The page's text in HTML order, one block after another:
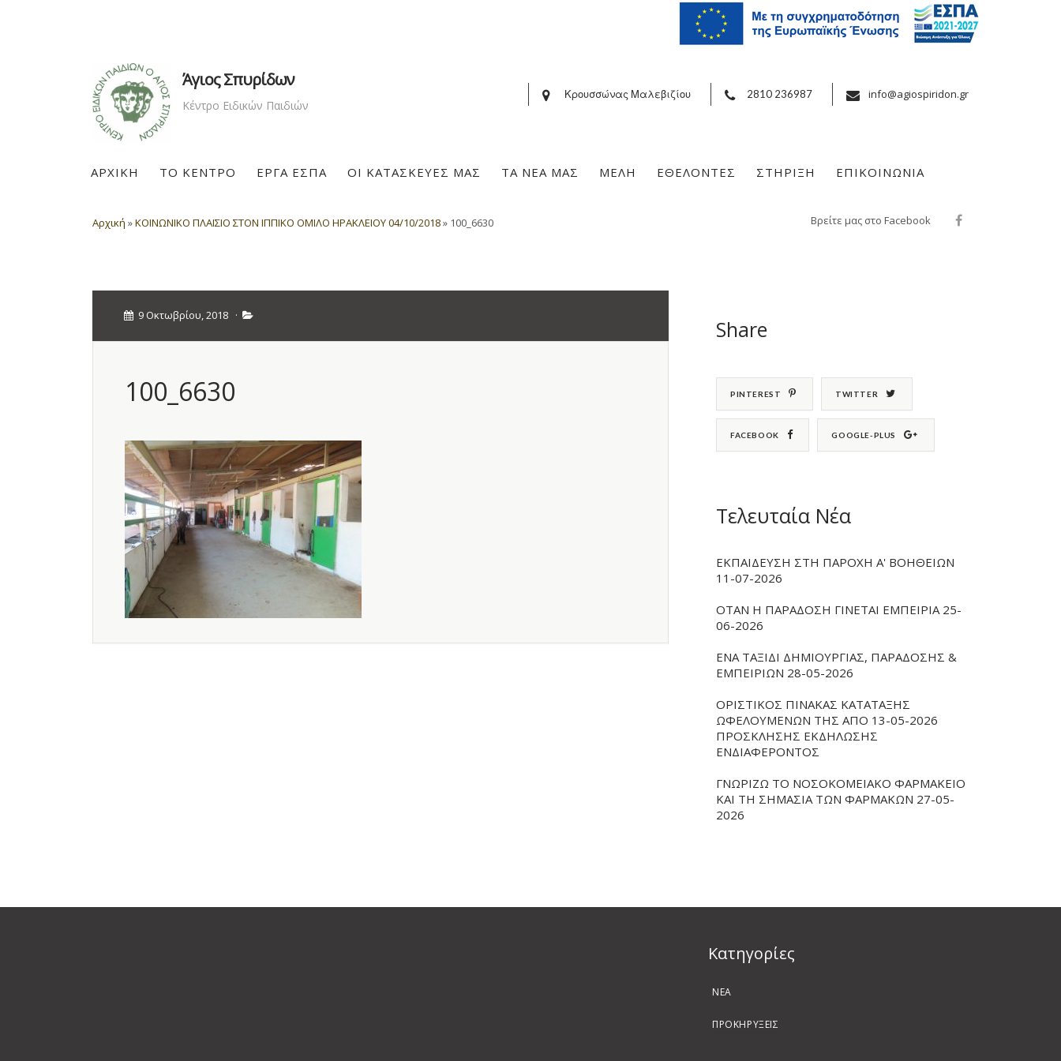
Άγιος Σπυρίδων
Κέντρο Ειδικών Παιδιών
Κρουσσώνας Μαλεβιζίου 2810 236987 info@agiospiridon.gr
ΑΡΧΙΚΗ ΤΟ ΚΕΝΤΡΟ ΕΡΓΑ ΕΣΠΑ ΟΙ ΚΑΤΑΣΚΕΥΕΣ ΜΑΣ ΤΑ ΝΕΑ ΜΑΣ ΜΕΛΗ ΕΘΕΛΟΝΤΕΣ ΣΤΗΡΙΞΗ ΕΠΙΚΟΙΝΩΝΙΑ
Αρχική »ΚΟΙΝΩΝΙΚΟ ΠΛΑΙΣΙΟ ΣΤΟΝ ΙΠΠΙΚΟ ΟΜΙΛΟ ΗΡΑΚΛΕΙΟΥ 04/10/2018» 100_6630 Βρείτε μας στο Facebook
9 Οκτωβρίου, 2018 ·
100_6630
Share
PINTEREST TWITTER
FACEBOOK GOOGLE-PLUS
Τελευταία Νέα
ΕΚΠΑΙΔΕΥΣΗ ΣΤΗ ΠΑΡΟΧΗ Α' ΒΟΗΘΕΙΩΝ
11-07-2026
ΟΤΑΝ Η ΠΑΡΑΔΟΣΗ ΓΙΝΕΤΑΙ ΕΜΠΕΙΡΙΑ 25-
06-2026
ΕΝΑ ΤΑΞΙΔΙ ΔΗΜΙΟΥΡΓΙΑΣ, ΠΑΡΑΔΟΣΗΣ &
ΕΜΠΕΙΡΙΩΝ 28-05-2026
ΟΡΙΣΤΙΚΟΣ ΠΙΝΑΚΑΣ ΚΑΤΑΤΑΞΗΣ
ΩΦΕΛΟΥΜΕΝΩΝ ΤΗΣ ΑΠΟ 13-05-2026
ΠΡΟΣΚΛΗΣΗΣ ΕΚΔΗΛΩΣΗΣ
ΕΝΔΙΑΦΕΡΟΝΤΟΣ
ΓΝΩΡΙΖΩ ΤΟ ΝΟΣΟΚΟΜΕΙΑΚΟ ΦΑΡΜΑΚΕΙΟ
ΚΑΙ ΤΗ ΣΗΜΑΣΙΑ ΤΩΝ ΦΑΡΜΑΚΩΝ 27-05-
2026
Kατηγορίες
ΝΕΑ
ΠΡΟΚΗΡΥΞΕΙΣ